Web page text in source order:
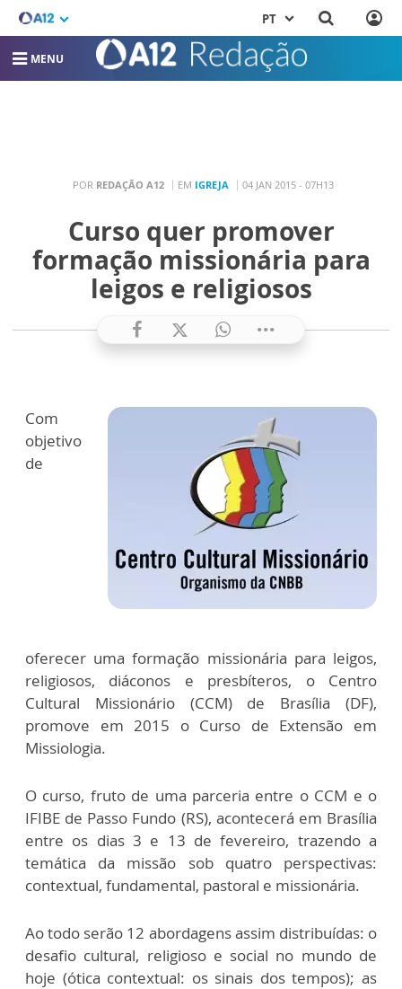
PT
MENU
POR REDAÇÃO A12 EM IGREJA 04 JAN 2015 - 07H13
Curso quer promover
formação missionária para
leigos e religiosos
Com
objetivo
de
oferecer uma formação missionária para leigos,
religiosos, diáconos e presbíteros, o Centro
Cultural Missionário (CCM) de Brasília (DF),
promove em 2015 o Curso de Extensão em
Missiologia.
O curso, fruto de uma parceria entre o CCM e o
IFIBE de Passo Fundo (RS), acontecerá em Brasília
entre os dias 3 e 13 de fevereiro, trazendo a
temática da missão sob quatro perspectivas:
contextual, fundamental, pastoral e missionária.
Ao todo serão 12 abordagens assim distribuídas: o
desafio cultural, religioso e social no mundo de
hoje (ótica contextual: os sinais dos tempos); as